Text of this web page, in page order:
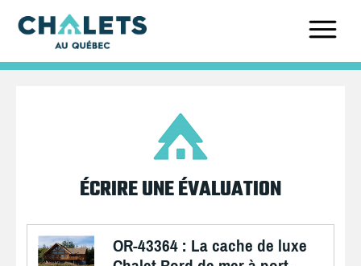
ÉCRIRE UNE ÉVALUATION
OR-43364 : La cache de luxe